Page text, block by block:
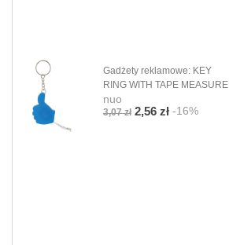
Gadżety reklamowe: KEY
RING WITH TAPE MEASURE
nuo
3,07 zł 2,56 zł -16%